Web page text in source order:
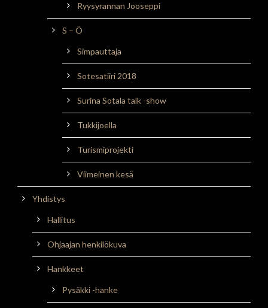
Ryysyrannan Jooseppi
S – Ö
Simpauttaja
Sotesatiiri 2018
Surina Sotala talk -show
Tukkijoella
Turismiprojekti
Viimeinen kesä
Yhdistys
Hallitus
Ohjaajan henkilökuva
Hankkeet
Pysäkki -hanke